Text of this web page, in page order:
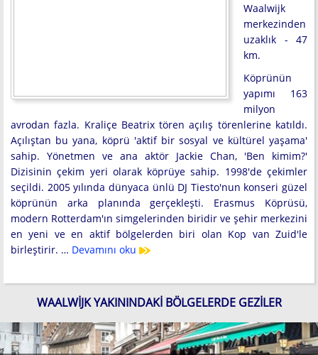
Waalwijk
merkezinden
uzaklık - 47
km.
Köprünün
yapımı 163
milyon
avrodan fazla. Kraliçe Beatrix tören açılış törenlerine katıldı.
Açılıştan bu yana, köprü 'aktif bir sosyal ve kültürel yaşama'
sahip. Yönetmen ve ana aktör Jackie Chan, 'Ben kimim?'
Dizisinin çekim yeri olarak köprüye sahip. 1998'de çekimler
seçildi. 2005 yılında dünyaca ünlü DJ Tiesto'nun konseri güzel
köprünün arka planında gerçekleşti. Erasmus Köprüsü,
modern Rotterdam'ın simgelerinden biridir ve şehir merkezini
en yeni ve en aktif bölgelerden biri olan Kop van Zuid'le
birleştirir. … Devamını oku
WAALWIJK YAKININDAKI BÖLGELERDE GEZILER